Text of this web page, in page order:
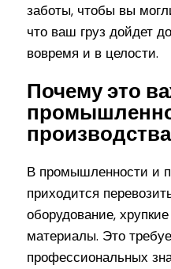
заботы, чтобы вы
что ваш груз дойдет
вовремя и в целости.
Почему это
В промышленности и
приходится
оборудование,
материалы. Это
профессиональных